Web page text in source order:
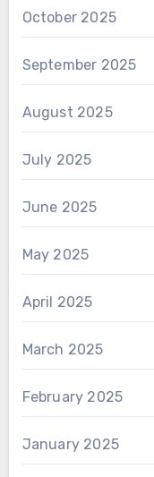
October 2025
September 2025
August 2025
July 2025
June 2025
May 2025
April 2025
March 2025
February 2025
January 2025